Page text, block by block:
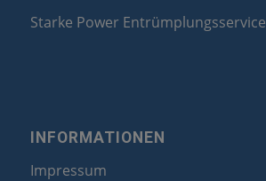
Starke Power Entrümplungsservice
INFORMATIONEN
Impressum